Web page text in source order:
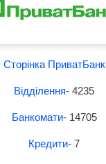
Сторінка ПриватБанк
Відділення- 4235
Банкомати- 14705
Кредити- 7